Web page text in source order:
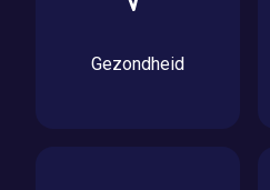
Gezondheid